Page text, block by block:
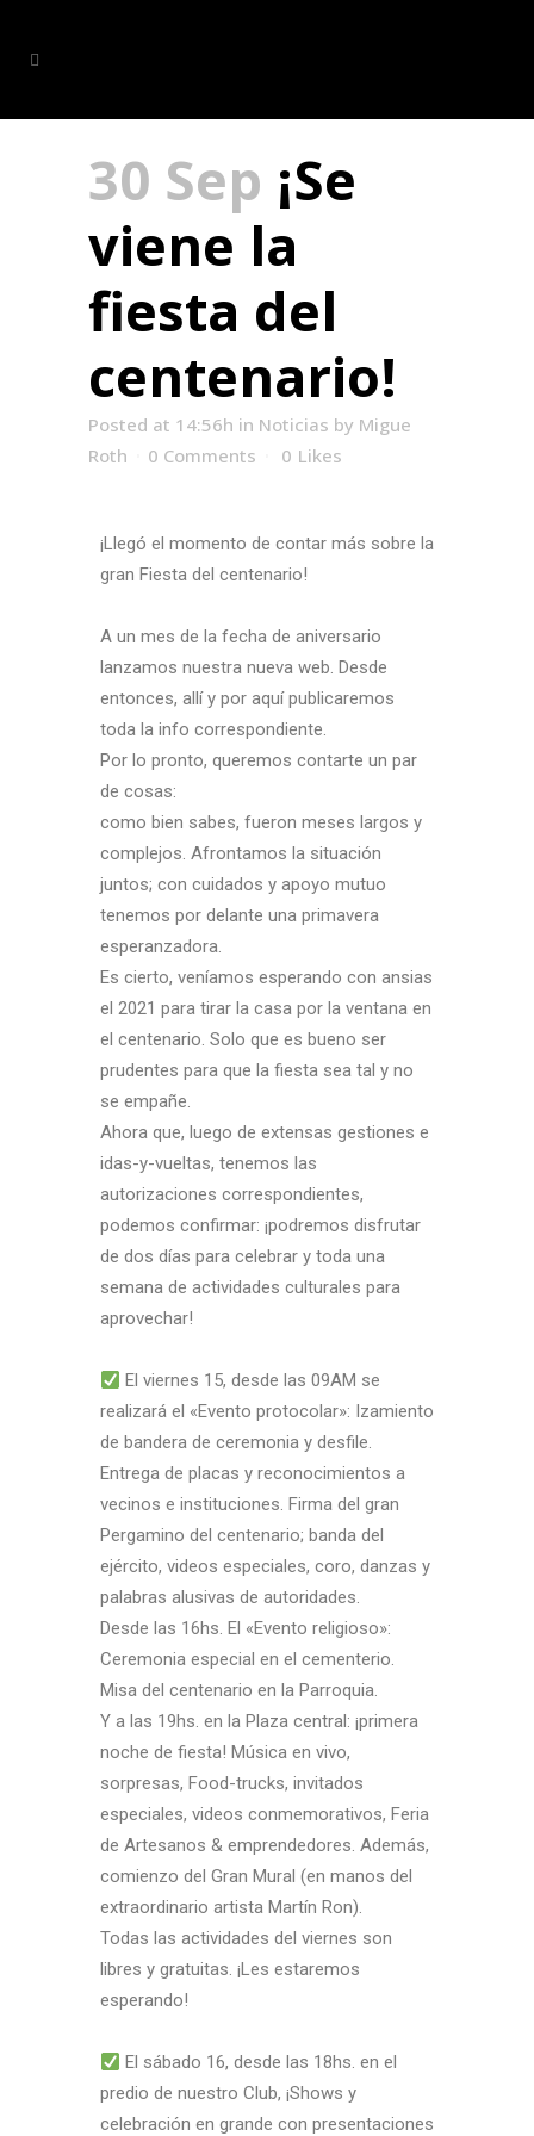
30 Sep ¡Se
viene la
fiesta del
centenario!
Posted at 14:56h in Noticias by Migue
Roth
0 Comments 0 Likes
¡Llegó el momento de contar más sobre la
gran Fiesta del centenario!
A un mes de la fecha de aniversario
lanzamos nuestra nueva web. Desde
entonces, allí y por aquí publicaremos
toda la info correspondiente.
Por lo pronto, queremos contarte un par
de cosas:
como bien sabes, fueron meses largos y
complejos. Afrontamos la situación
juntos; con cuidados y apoyo mutuo
tenemos por delante una primavera
esperanzadora.
Es cierto, veníamos esperando con ansias
el 2021 para tirar la casa por la ventana en
el centenario. Solo que es bueno ser
prudentes para que la fiesta sea tal y no
se empañe.
Ahora que, luego de extensas gestiones e
idas-y-vueltas, tenemos las
autorizaciones correspondientes,
podemos confirmar: ¡podremos disfrutar
de dos días para celebrar y toda una
semana de actividades culturales para
aprovechar!
El viernes 15, desde las 09AM se
realizará el «Evento protocolar»: Izamiento
de bandera de ceremonia y desfile.
Entrega de placas y reconocimientos a
vecinos e instituciones. Firma del gran
Pergamino del centenario; banda del
ejército, videos especiales, coro, danzas y
palabras alusivas de autoridades.
Desde las 16hs. El «Evento religioso»:
Ceremonia especial en el cementerio.
Misa del centenario en la Parroquia.
Y a las 19hs. en la Plaza central: ¡primera
noche de fiesta! Música en vivo,
sorpresas, Food-trucks, invitados
especiales, videos conmemorativos, Feria
de Artesanos & emprendedores. Además,
comienzo del Gran Mural (en manos del
extraordinario artista Martín Ron).
Todas las actividades del viernes son
libres y gratuitas. ¡Les estaremos
esperando!
El sábado 16, desde las 18hs. en el
predio de nuestro Club, ¡Shows y
celebración en grande con presentaciones